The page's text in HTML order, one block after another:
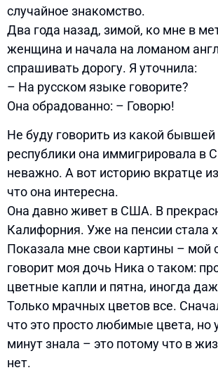
случайное знакомство.
Два года назад, зимой, ко мне в
женщина и начала на ломаном
спрашивать дорогу. Я уточнила:
– На русском языке говорите?
Она обрадованно: – Говорю!
Не буду говорить из какой
республики она иммигрировала в
неважно. А вот историю вкратце
что она интересна.
Она давно живет в США. В
Калифорния. Уже на пенсии стала
Показала мне свои картины – мой
говорит моя дочь Ника о таком:
цветные капли и пятна, иногда
Только мрачных цветов все.
что это просто любимые цвета, но
минут знала – это потому что в
нет.